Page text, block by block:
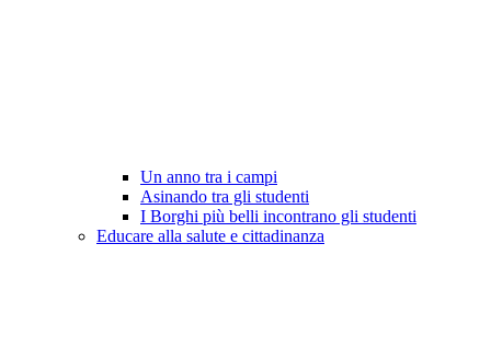
Un anno tra i campi
Asinando tra gli studenti
I Borghi più belli incontrano gli studenti
Educare alla salute e cittadinanza